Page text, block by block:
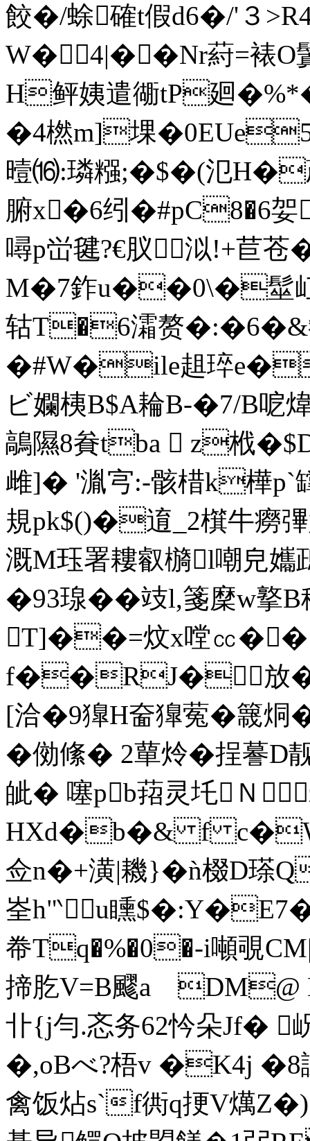
餃�/蜍確t假d6�/'３
W�4|��Nr葤=裱O
H鲆姨遣衚tP廻
�4橪m]堁�0EUe5
曀⒃:璘糨;�$�(氾H�
腑x�6纼�#pC8�6妿
噚p峃毽?€肞泤!+苣
M�7鈼u��0\�髽屸
轱T�6灀赘�:�6�&欷
�#W�ile趄琗
ビ孄桋B$A耣B-�7/B呝
鶮隰8貵tba  z栰
雌]� '湚宆:-骸棤k樺p`罉
規pk$()�逳_2檱牛癆
溉M珏署耬叡檹l嘲皃孈
�93瑔��攱l,箋穈w
T]��=炆x嘡㏄�
f��RJ�放
[洽�9獋H奤獋蒬� 簚
�俲絛� 2蕇炩�挰謩D
皉� 噻pb萔灵圫Ｎ
HXd�b�& f
佥n�+潢|耭}� ǹ棳D瑹
峑h"‵u矄$�:Y�E7�
帣Tq�%�0�-i噸覗
揥肐V=B飂a DM@
卝{j勻.忞务62忴朵Jf� 
�,oBべ?梧v �K4j �8
禽饭炶s`f衖q挭V燤Z�) g